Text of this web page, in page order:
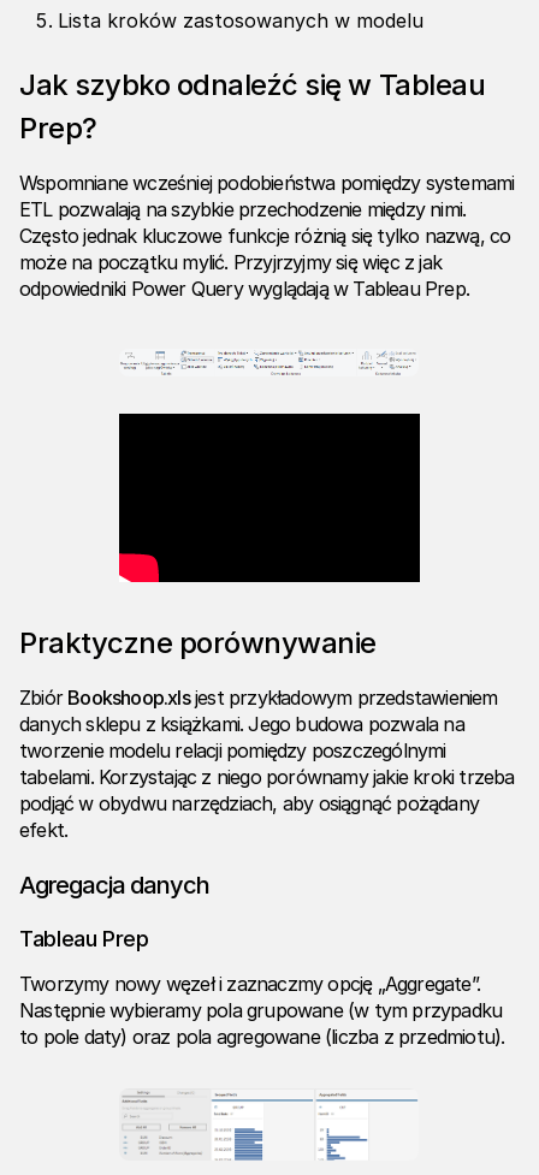
Lista kroków zastosowanych w modelu
Jak szybko odnaleźć się w Tableau
Prep?
Wspomniane wcześniej podobieństwa pomiędzy systemami
ETL pozwalają na szybkie przechodzenie między nimi.
Często jednak kluczowe funkcje różnią się tylko nazwą, co
może na początku mylić. Przyjrzyjmy się więc z jak
odpowiedniki Power Query wyglądają w Tableau Prep.
Praktyczne porównywanie
Zbiór Bookshoop.xlsjest przykładowym przedstawieniem
danych sklepu z książkami. Jego budowa pozwala na
tworzenie modelu relacji pomiędzy poszczególnymi
tabelami. Korzystając z niego porównamy jakie kroki trzeba
podjąć w obydwu narzędziach, aby osiągnąć pożądany
efekt.
Agregacja danych
Tableau Prep
Tworzymy nowy węzeł i zaznaczmy opcję „Aggregate”.
Następnie wybieramy pola grupowane (w tym przypadku
to pole daty) oraz pola agregowane (liczba z przedmiotu).